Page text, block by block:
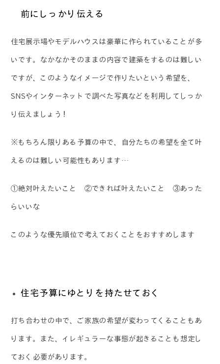
前にしっかり伝える
住宅展示場やモデルハウスは豪華に作られていることが多
いです。なかなかそのままの内容で建築をするのは難しい
ですが、このようなイメージで作りたいという希望を、
SNSやインターネットで調べた写真などを利用してしっか
り伝えましょう！
※もちろん限りある予算の中で、自分たちの希望を全て叶
えるのは難しい可能性もあります…
①絶対叶えたいこと ②できれば叶えたいこと ③あった
らいいな
このような優先順位で考えておくことをおすすめします
住宅予算にゆとりを持たせておく
打ち合わせの中で、ご家族の希望が変わってくることもあ
ります。また、イレギュラーな事態が起きることも想定し
ておく必要があります。